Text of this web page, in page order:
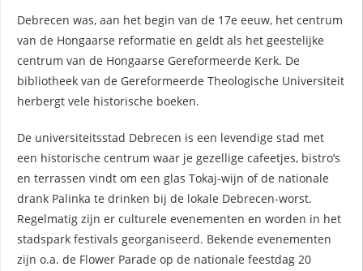
Debrecen was, aan het begin van de 17e eeuw, het centrum
van de Hongaarse reformatie en geldt als het geestelijke
centrum van de Hongaarse Gereformeerde Kerk. De
bibliotheek van de Gereformeerde Theologische Universiteit
herbergt vele historische boeken.
De universiteitsstad Debrecen is een levendige stad met
een historische centrum waar je gezellige cafeetjes, bistro’s
en terrassen vindt om een glas Tokaj-wijn of de nationale
drank Palinka te drinken bij de lokale Debrecen-worst.
Regelmatig zijn er culturele evenementen en worden in het
stadspark festivals georganiseerd. Bekende evenementen
zijn o.a. de Flower Parade op de nationale feestdag 20